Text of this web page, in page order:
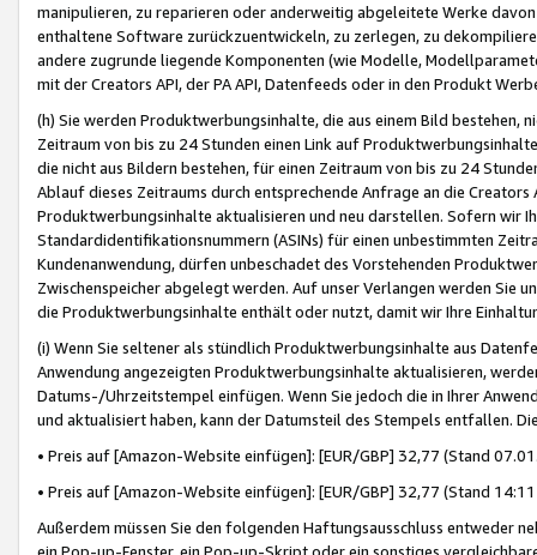
manipulieren, zu reparieren oder anderweitig abgeleitete Werke
enthaltene Software zurückzuentwickeln, zu zerlegen, zu
andere zugrunde liegende Komponenten (wie Modelle,
mit der Creators API, der PA API, Datenfeeds oder in den Produkt
(h) Sie werden Produktwerbungsinhalte, die aus einem Bild bestehen,
Zeitraum von bis zu 24 Stunden einen Link auf
die nicht aus Bildern bestehen, für einen Zeitraum von bis zu 24
Ablauf dieses Zeitraums durch entsprechende Anfrage an die
Produktwerbungsinhalte aktualisieren und neu darstellen. Sofern wir
Standardidentifikationsnummern (ASINs) für einen unbestimmten
Kundenanwendung, dürfen unbeschadet des Vorstehenden
Zwischenspeicher abgelegt werden. Auf unser Verlangen werden Sie
die Produktwerbungsinhalte enthält oder nutzt, damit wir Ihre
(i) Wenn Sie seltener als stündlich Produktwerbungsinhalte aus
Anwendung angezeigten Produktwerbungsinhalte aktualisieren,
Datums-/Uhrzeitstempel einfügen. Wenn Sie jedoch die in Ihrer
und aktualisiert haben, kann der Datumsteil des Stempels entfallen.
• Preis auf [Amazon-Website einfügen]: [EUR/GBP] 32,77 (Stand
• Preis auf [Amazon-Website einfügen]: [EUR/GBP] 32,77 (Stand
Außerdem müssen Sie den folgenden Haftungsausschluss entweder
ein Pop-up-Fenster, ein Pop-up-Skript oder ein sonstiges